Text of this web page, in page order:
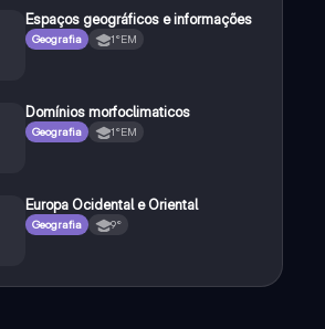
Espaços geográficos e informações
Geografia 1°EM
Domínios morfoclimaticos
Geografia 1°EM
Europa Ocidental e Oriental
Geografia 9°